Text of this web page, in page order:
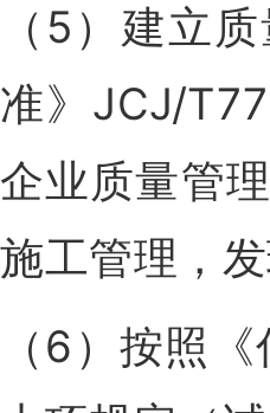
（5）建立
准》JCJ/
企业质量管
施工管理，
（6）按照